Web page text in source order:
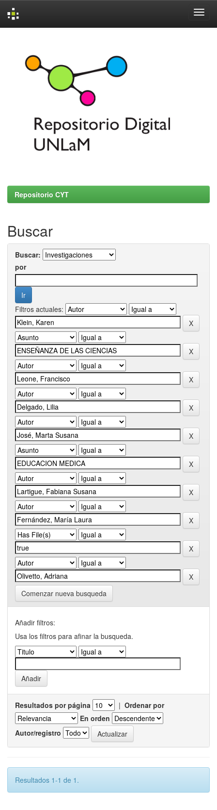
Repositorio CYT
Buscar
Buscar:
por
Filtros actuales:
Comenzar nueva busqueda
Añadir filtros:
Usa los filtros para afinar la busqueda.
Resultados por página | Ordenar por
En orden
Autor/registro
Resultados 1-1 de 1.